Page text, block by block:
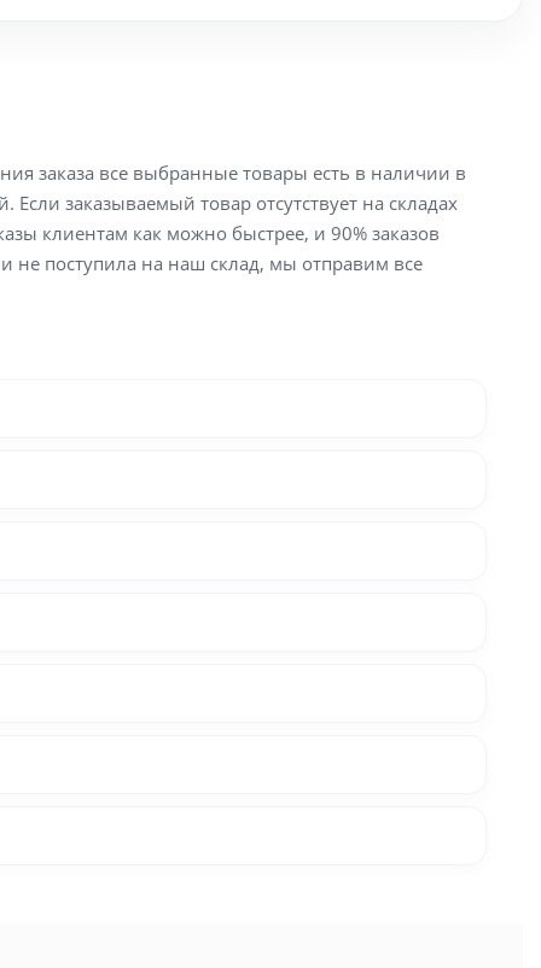
заказа все выбранные товары есть в наличии в
заказываемый товар отсутствует на складах
клиентам как можно быстрее, и 90% заказов
не поступила на наш склад, мы отправим все